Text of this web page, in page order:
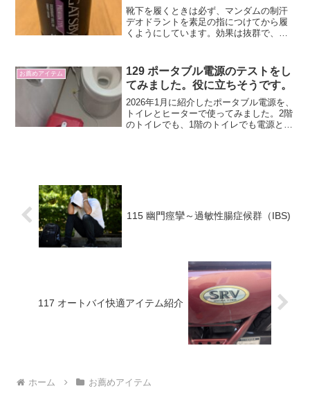
靴下を履くときは必ず、マンダムの制汗
デオドラントを素足の指につけてから履
くようにしています。効果は抜群で、履
りました。
お薦めアイテム
129 ポータブル電源のテストをし
てみました。役に立ちそうです。
2026年1月に紹介したポータブル電源を、
トイレとヒーターで使ってみました。2階
のトイレでも、1階のトイレでも電源とし
115 幽門痙攣～過敏性腸症候群（IBS)
117 オートバイ快適アイテム紹介
ホーム お薦めアイテム